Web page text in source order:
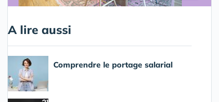
A lire aussi
Comprendre le portage salarial